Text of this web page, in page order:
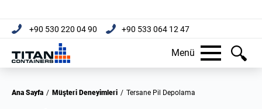
+90 530 220 04 90 +90 533 064 12 47
Menü
Ana Sayfa / Müşteri Deneyimleri / Tersane Pil Depolama